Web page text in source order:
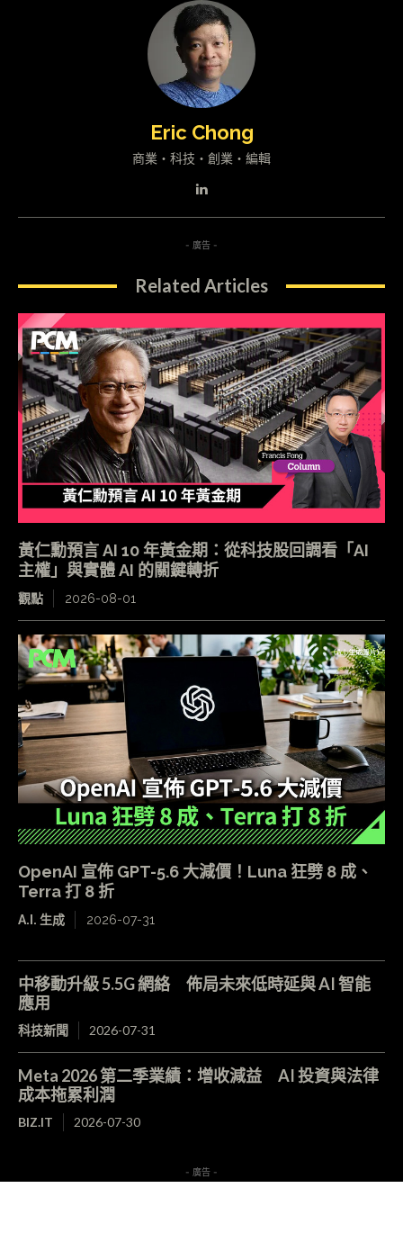
Eric Chong
商業・科技・創業・編輯
- 廣告 -
Related Articles
黃仁勳預言 AI 10 年黃金期：從科技股回調看「AI
主權」與實體 AI 的關鍵轉折
觀點 2026-08-01
OpenAI 宣佈 GPT-5.6 大減價！Luna 狂劈 8 成、
Terra 打 8 折
A.I. 生成 2026-07-31
中移動升級 5.5G 網絡 佈局未來低時延與 AI 智能
應用
科技新聞 2026-07-31
Meta 2026 第二季業績：增收減益 AI 投資與法律
成本拖累利潤
BIZ.IT 2026-07-30
- 廣告 -